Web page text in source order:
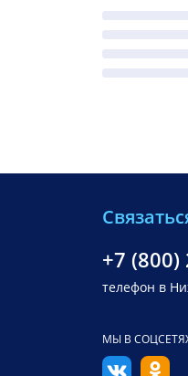
+7 (800)
телефон в
МЫ В